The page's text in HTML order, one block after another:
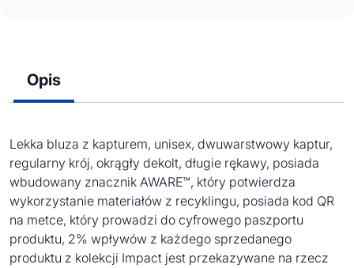
Opis
Lekka bluza z kapturem, unisex, dwuwarstwowy kaptur,
regularny krój, okrągły dekolt, długie rękawy, posiada
wbudowany znacznik AWARE™, który potwierdza
wykorzystanie materiałów z recyklingu, posiada kod QR
na metce, który prowadzi do cyfrowego paszportu
produktu, 2% wpływów z każdego sprzedanego
produktu z kolekcji Impact jest przekazywane na rzecz